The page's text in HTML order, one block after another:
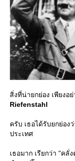
สิ่งที่น่ายกย่อง เพียงอ
Riefenstahl
ครับ เธอได้รับยกย่อ
ประเทศ
เธอมาก เรียกว่า "ค